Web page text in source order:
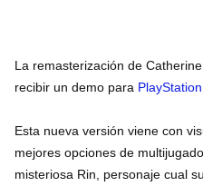
La remasterización de
recibir un demo para
Esta nueva versión viene con
mejores opciones de
misteriosa Rin, personaje cual